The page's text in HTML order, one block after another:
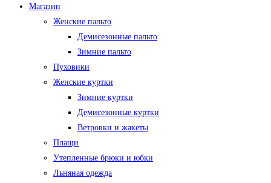
Магазин
Женские пальто
Демисезонные пальто
Зимние пальто
Пуховики
Женские куртки
Зимние куртки
Демисезонные куртки
Ветровки и жакеты
Плащи
Утепленные брюки и юбки
Льняная одежда